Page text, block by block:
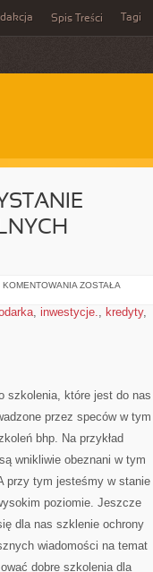
Spis Treści Tagi
W
WYKORZYSTANIE
ZOSTAŁA
, inwestycje., kredyty,
szkolenia, które jest do nas
przez speców w tym
bhp. Na przykład
wnikliwie obeznani w tym
przy tym jesteśmy w stanie
poziomie. Jeszcze
dla nas szklenie ochrony
wiadomości na temat
dobre szkolenia dla